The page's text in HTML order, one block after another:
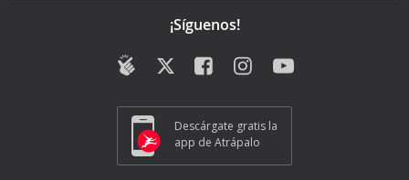
¡Síguenos!
Descárgate gratis la
app de Atrápalo